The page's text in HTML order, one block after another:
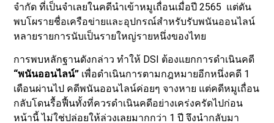
จำกัด ที่เป็นจำเลยในคดีนำเข้าหมูเถื่อนเมื่อปี 2565 แต่ดัน
พบโผรายชื่อเครือข่ายและอุปกรณ์สำหรับรับพนันออนไลน์
หลายรายการนับเป็นรายใหญ่รายหนึ่งของไทย
การพบหลักฐานดังกล่าว ทำให้ DSI ต้องแยกการดำเนินคดี
“พนันออนไลน์” เพื่อดำเนินการตามกฎหมายอีกหนึ่งคดี 1
เดือนผ่านไป คดีพนันออนไลน์ค่อยๆ จางหาย แต่คดีหมูเถื่อน
กลับโดนรื้อฟื้นทั้งที่ควรดำเนินคดีอย่างเคร่งครัดไปก่อน
หน้านี้ ไม่ใช่ปล่อยให้ล่วงเลยมากกว่า 1 ปี จึงนำกลับมา